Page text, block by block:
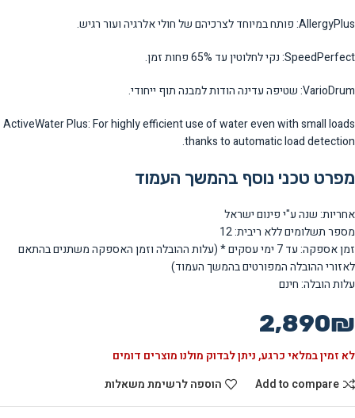
AllergyPlus: פותח במיוחד לצרכיהם של חולי אלרגיה ועור רגיש.
SpeedPerfect: נקי לחלוטין עד 65% פחות זמן.
VarioDrum: שטיפה עדינה הודות למבנה תוף ייחודי.
ActiveWater Plus: For highly efficient use of water even with small loads
thanks to automatic load detection.
מפרט טכני נוסף בהמשך העמוד
אחריות: שנה ע"י פינום ישראל
מספר תשלומים ללא ריבית: 12
זמן אספקה: עד 7 ימי עסקים * (עלות ההובלה וזמן האספקה משתנים בהתאם
לאזורי ההובלה המפורטים בהמשך העמוד)
עלות הובלה: חינם
2,890₪
לא זמין במלאי כרגע, ניתן לבדוק מולנו מוצרים דומים
Add to compare
הוספה לרשימת משאלות